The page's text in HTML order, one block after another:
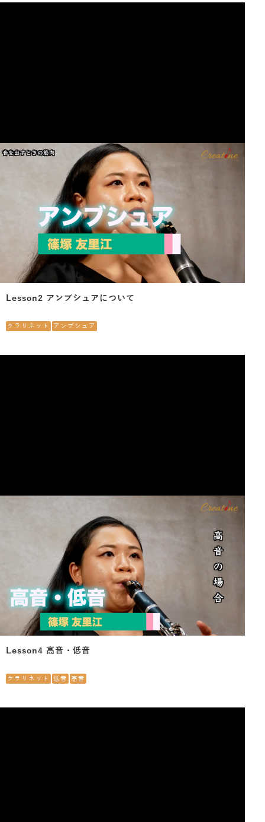
Lesson2 アンブシュアについて
クラリネット アンブシュア
Lesson4 高音・低音
クラリネット 低音 高音